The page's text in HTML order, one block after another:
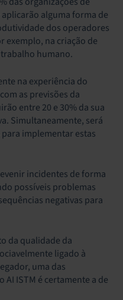
alguma forma de
dos operadores
exemplo, na criação de
humano.
na experiência do
as previsões da
entre 20 e 30% da sua
Simultaneamente, será
implementar estas
incidentes de forma
possíveis problemas
negativas para
da qualidade da
ligado à
uma das
ISTM é certamente a de